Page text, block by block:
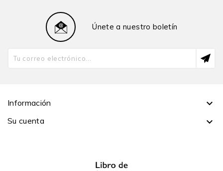
mandarín y checo, y ha recibido premios en por lo
menos tres países, manteniéndose como un best
seller. Hemming ha recibido honores en diferentes
do Sul, en Brasil; así como en Inglaterra, Estados
Universidad Católica del Perú.
Únete a nuestro boletín
Información 
Su cuenta 